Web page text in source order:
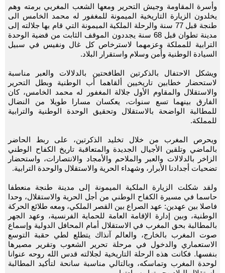
وأسرة المقاومة وجيش التحرير ومعها الشعب المغربي برمته وهم
يخلدون الزيارة التاريخية الميمونة للمغفور له محمد الخامس الى
طنجة قبل 77 سنة والرحلة الملكية الميمونة التي قام بها جلالته إلى
مدينة تطوان قبل 68 سنة يجددون الموقف الثابت من قضية الوحدة
الترابية للمملكة وعزمهما لاسترخاص كل غال ونفيس في سبيل
السيادة الوطنية وأمن وسلام واستقرار البلاد.
ويشكل الاحتفال بالذكرتين الطافحتين بالدلالات والعبر مناسبة
لاستحضار خطابين تاريخيين ألقاهما أب الوطنية وبطل التحرير
والاستقلال والمقاوم الأول جلالة المغفور له محمد الخامس، كان
الفارق بينهما تسع سنوات، يعكسان مسارا طويلا من النضال
للمطالبة الواضحة بالاستقلال وتحقيق الوحدة الوطنية والترابية
للمملكة.
ويحرص المغرب من خلال تخليد الذكرتين، على ربط الحاضر
بالماضي وتلقين الأجيال الجديدة والمتعاقبة تاريخ الكفاح الوطني
الزاخر بالدلالات والعبر والملاحم والأمجاد والانتصارات، واستحضار
تضحيات أجدادنا الأبرار، وشهداء الحرية والاستقلال والوحدة الترابية.
ولقد شكلت الزيارة الملكية الميمونة إلى مدينة طنجة منعطفا
حاسما في مسيرة الكفاح الوطني من أجل الحرية والاستقلال، وحدا
فاصلا بين عهدين: عهد الصراع بين القصر الملكي، ومعه طلائع الحركة
الوطنية، وبين إدارة الإقامة العامة للحماية الفرنسية، وعهد الجهر
بالمطالبة بحق المغرب في الاستقلال أمام المحافل الدولية وإسماع
صوت المغرب بالخارج، والعالم آنذاك يتطلع لطي حقبة التوسع
الاستعماري والدخول في مرحلة تحرير الشعوب وتقرير مصيرها
بنفسها. فكانت هذه الرحلة التاريخية لجلالته قدس الله روحه عنوانا
لوحدة المغرب وتماسكه، وبالتالي مناسبة سانحة لتأكيد المطالبة